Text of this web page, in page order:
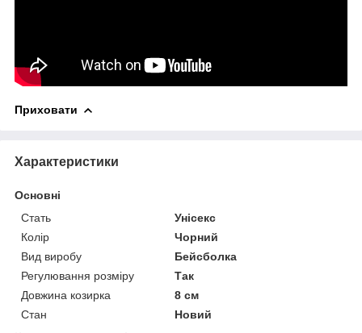
Приховати
Характеристики
Основні
Стать
Унісекс
Колір
Чорний
Вид виробу
Бейсболка
Регулювання розміру
Так
Довжина козирка
8 см
Стан
Новий